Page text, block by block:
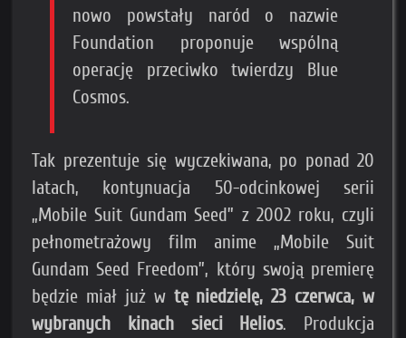
nowo powstały naród o nazwie
Foundation proponuje wspólną
operację przeciwko twierdzy Blue
Cosmos.
Tak prezentuje się wyczekiwana, po ponad 20
latach, kontynuacja 50-odcinkowej serii
„Mobile Suit Gundam Seed” z 2002 roku, czyli
pełnometrażowy film anime „Mobile Suit
Gundam Seed Freedom”, który swoją premierę
będzie miał już w tę niedzielę, 23 czerwca, w
wybranych kinach sieci Helios. Produkcja